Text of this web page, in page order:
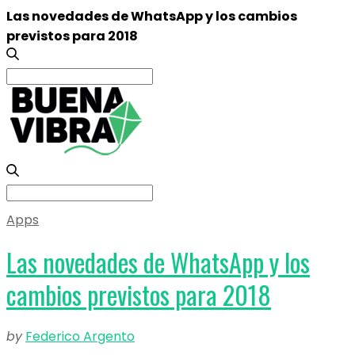
Las novedades de WhatsApp y los cambios
previstos para 2018
Search
for:
Search
Apps
Las novedades de WhatsApp y los
cambios previstos para 2018
by Federico Argento